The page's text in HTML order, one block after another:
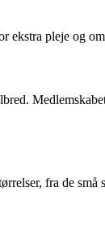
ekstra pleje og
fra de små